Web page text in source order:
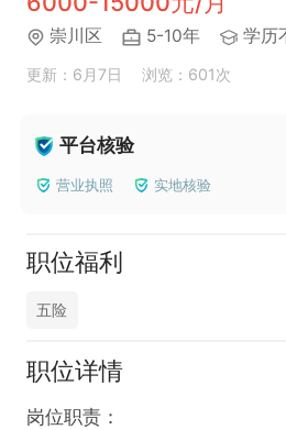
崇川区 5-10年 学历
更新：6月7日 浏览：601次
平台核验
营业执照 实地核验
职位福利
五险
职位详情
岗位职责：